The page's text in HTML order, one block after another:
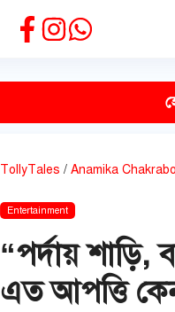
TollyTales / Anamika
Entertainment
“পর্দায় শাড়ি,
এত আপত্তি